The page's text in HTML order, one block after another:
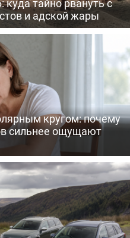
тайно рвануть с
и адской жары
кругом: почему
сильнее ощущают